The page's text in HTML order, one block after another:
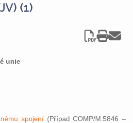
(1)
unie
spojení (Případ COMP/M.5846 –